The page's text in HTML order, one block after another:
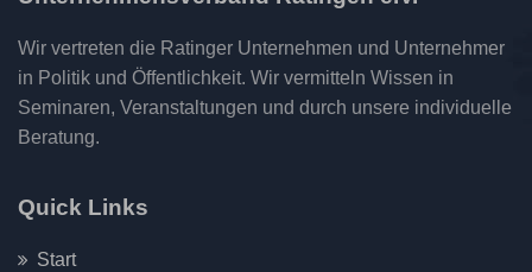
Wir vertreten die Ratinger Unternehmen und Unternehmer
in Politik und Öffentlichkeit. Wir vermitteln Wissen in
Seminaren, Veranstaltungen und durch unsere individuelle
Beratung.
Quick Links
Start